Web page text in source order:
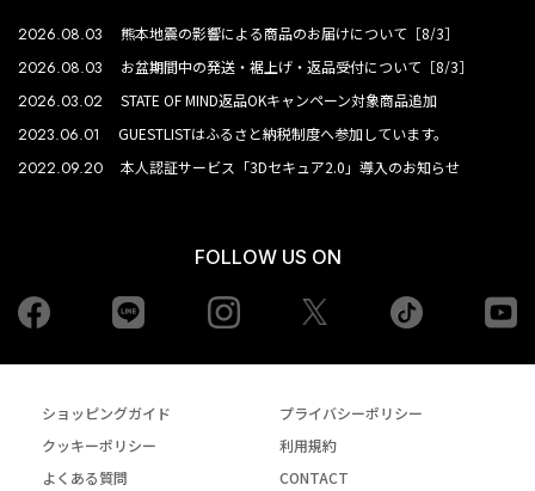
2026.08.03 熊本地震の影響による商品のお届けについて［8/3］
2026.08.03 お盆期間中の発送・裾上げ・返品受付について［8/3］
2026.03.02 STATE OF MIND返品OKキャンペーン対象商品追加
2023.06.01 GUESTLISTはふるさと納税制度へ参加しています。
2022.09.20 本人認証サービス「3Dセキュア2.0」導入のお知らせ
FOLLOW US ON
Facebook Instagram tiktok
ショッピングガイド
プライバシーポリシー
クッキーポリシー
利用規約
よくある質問
CONTACT